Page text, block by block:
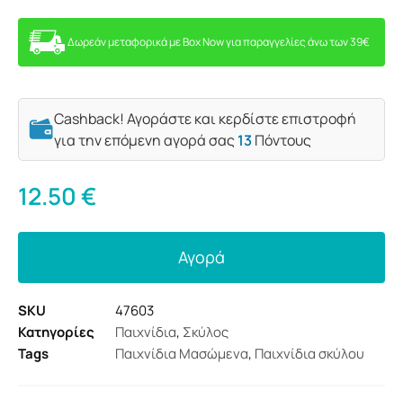
Δωρεάν μεταφορικά με Box Now για παραγγελίες άνω των 39€
Cashback! Αγοράστε και κερδίστε επιστροφή
για την επόμενη αγορά σας13Πόντους
12.50€
Αγορά
SKU
47603
Κατηγορίες
Παιχνίδια, Σκύλος
Tags
Παιχνίδια Μασώμενα, Παιχνίδια σκύλου